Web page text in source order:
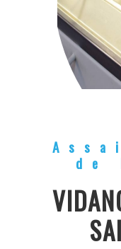
Assainissement
de
VIDANGE DE FOSSE À